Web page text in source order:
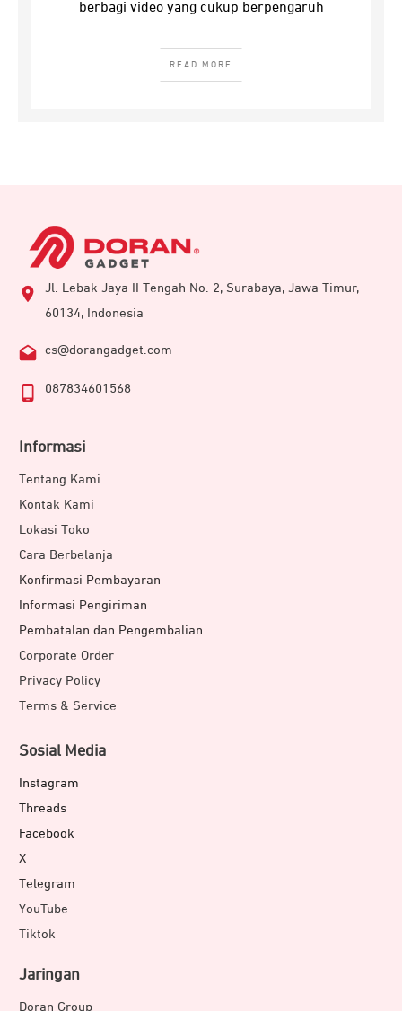
berbagi video yang cukup berpengaruh
READ MORE
Jl. Lebak Jaya II Tengah No. 2, Surabaya, Jawa Timur,
60134, Indonesia
cs@dorangadget.com
087834601568
Informasi
Tentang Kami
Kontak Kami
Lokasi Toko
Cara Berbelanja
Konfirmasi Pembayaran
Informasi Pengiriman
Pembatalan dan Pengembalian
Corporate Order
Privacy Policy
Terms & Service
Sosial Media
Instagram
Threads
Facebook
X
Telegram
YouTube
Tiktok
Jaringan
Doran Group